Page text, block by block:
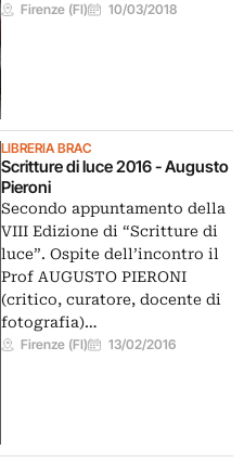
Firenze (FI) 10/03/2018
LIBRERIA BRAC
Scritture di luce 2016 - Augusto
Pieroni
Secondo appuntamento della
VIII Edizione di “Scritture di
luce”. Ospite dell’incontro il
Prof AUGUSTO PIERONI
(critico, curatore, docente di
fotografia)…
Firenze (FI) 13/02/2016